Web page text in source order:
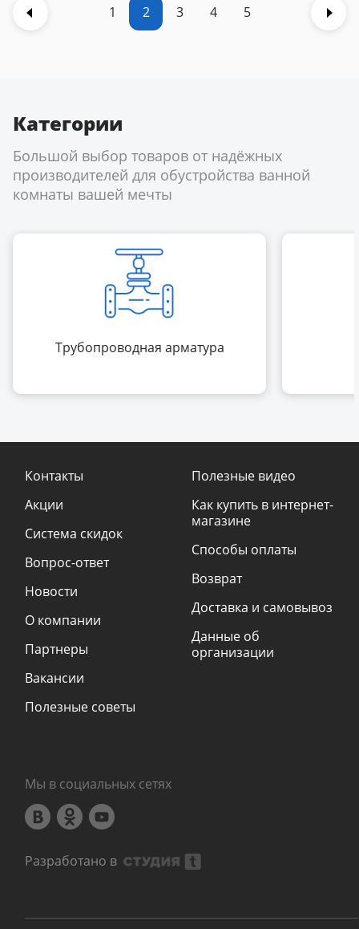
1 2 3 4 5
Категории
Большой выбор товаров от надёжных
производителей для обустройства ванной
комнаты вашей мечты
Трубопроводная арматура
Контакты
Акции
Система скидок
Вопрос-ответ
Новости
О компании
Партнеры
Вакансии
Полезные советы
Полезные видео
Как купить в интернет-
магазине
Способы оплаты
Возврат
Доставка и самовывоз
Данные об
организации
Мы в социальных сетях
Разработано в